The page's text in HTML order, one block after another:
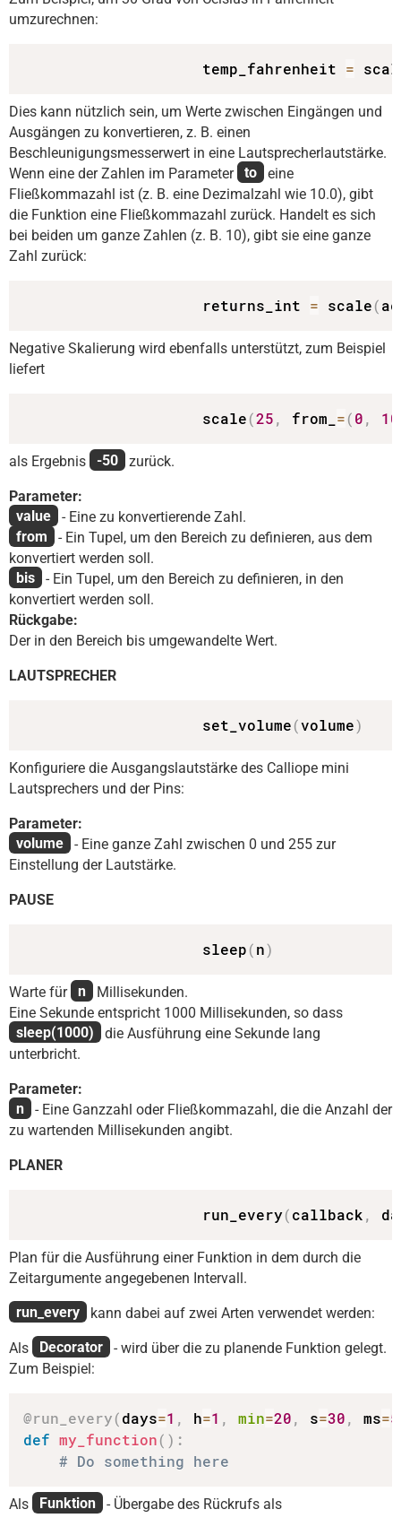
umzurechnen:
                    temp_fahrenheit
=
Dies kann nützlich sein, um Werte zwischen Eingängen und
Ausgängen zu konvertieren, z. B. einen
Beschleunigungsmesserwert in eine Lautsprecherlautstärke.
Wenn eine der Zahlen im Parameter to
eine
Fließkommazahl ist (z. B. eine Dezimalzahl wie 10.0), gibt
die Funktion eine Fließkommazahl zurück. Handelt es sich
bei beiden um ganze Zahlen (z. B. 10), gibt sie eine ganze
Zahl zurück:
                    returns_int
= scale(
Negative Skalierung wird ebenfalls unterstützt, zum Beispiel
liefert
                    scale
(25, from_ =(0,
als Ergebnis -50 zurück.
Parameter:
value
- Eine zu konvertierende Zahl.
from
- Ein Tupel, um den Bereich zu definieren, aus dem
konvertiert werden soll.
bis
- Ein Tupel, um den Bereich zu definieren, in den
konvertiert werden soll.
Rückgabe:
Der in den Bereich bis umgewandelte Wert.
LAUTSPRECHER
                    set_volume
(volume)
Konfiguriere die Ausgangslautstärke des Calliope mini
Lautsprechers und der Pins:
Parameter:
volume
- Eine ganze Zahl zwischen 0 und 255 zur
Einstellung der Lautstärke.
PAUSE
                    sleep
(n)
Warte für n
Millisekunden.
Eine Sekunde entspricht 1000 Millisekunden, so dass
sleep(1000)
die Ausführung eine Sekunde lang
unterbricht.
Parameter:
n
- Eine Ganzzahl oder Fließkommazahl, die die Anzahl der
zu wartenden Millisekunden angibt.
PLANER
                    run_every
(callback,
Plan für die Ausführung einer Funktion in dem durch die
Zeitargumente angegebenen Intervall.
run_every kann dabei auf zwei Arten verwendet werden:
Als Decorator
- wird über die zu planende Funktion gelegt.
Zum Beispiel:
@run_every(days=1 , h=1 , min=20, s=30, ms=
def my_function( ) :
# Do something here
Als Funktion
- Übergabe des Rückrufs als